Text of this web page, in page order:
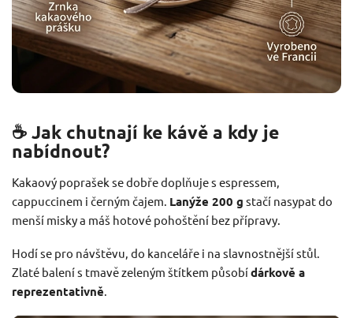
☕ Jak chutnají ke kávě a kdy je
nabídnout?
Kakaový poprašek se dobře doplňuje s espressem,
cappuccinem i černým čajem. Lanýže 200 g stačí nasypat do
menší misky a máš hotové pohoštění bez přípravy.
Hodí se pro návštěvu, do kanceláře i na slavnostnější stůl.
Zlaté balení s tmavě zeleným štítkem působídárkově a
reprezentativně.